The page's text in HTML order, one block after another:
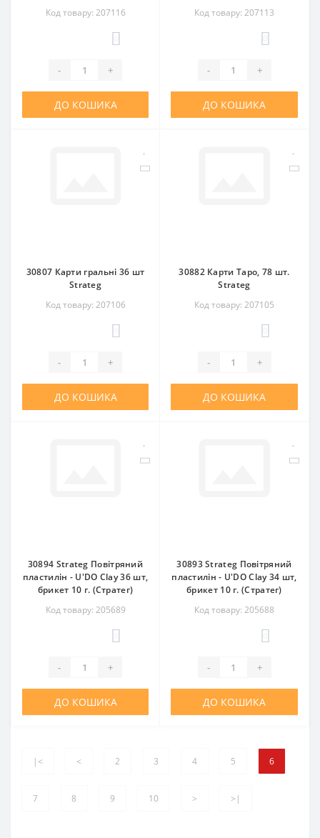
Код товару: 207116
- +
ДО КОШИКА
Код товару: 207113
- +
ДО КОШИКА
30807 Карти гральні 36 шт
Strateg
Код товару: 207106
- +
ДО КОШИКА
30882 Карти Таро, 78 шт.
Strateg
Код товару: 207105
- +
ДО КОШИКА
30894 Strateg Повітряний
пластилін - U'DO Clay 36 шт,
брикет 10 г. (Стратег)
Код товару: 205689
- +
ДО КОШИКА
30893 Strateg Повітряний
пластилін - U'DO Clay 34 шт,
брикет 10 г. (Стратег)
Код товару: 205688
- +
ДО КОШИКА
|< < 2 3 4 5 6
7 8 9 10 > >|